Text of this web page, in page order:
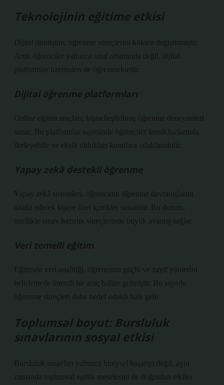
Teknolojinin eğitime etkisi
Dijital dönüşüm, öğrenme süreçlerini kökten değiştirmiştir.
Artık öğrenciler yalnızca sınıf ortamında değil, dijital
platformlar üzerinden de öğrenmektedir.
Dijital öğrenme platformları
Online eğitim araçları, kişiselleştirilmiş öğrenme deneyimleri
sunar. Bu platformlar sayesinde öğrenciler kendi hızlarında
ilerleyebilir ve eksik oldukları konulara odaklanabilir.
Yapay zekâ destekli öğrenme
Yapay zekâ sistemleri, öğrencinin öğrenme davranışlarını
analiz ederek kişiye özel içerikler sunabilir. Bu durum,
özellikle sınav hazırlık süreçlerinde büyük avantaj sağlar.
Veri temelli eğitim
Eğitimde veri analitiği, öğrencinin güçlü ve zayıf yönlerini
belirlemede önemli bir araç haline gelmiştir. Bu sayede
öğrenme süreçleri daha hedef odaklı hale gelir.
Toplumsal boyut: Bursluluk
sınavlarının sosyal etkisi
Bursluluk sınavları yalnızca bireysel başarıyı değil, aynı
zamanda toplumsal eşitlik meselesini de doğrudan etkiler.